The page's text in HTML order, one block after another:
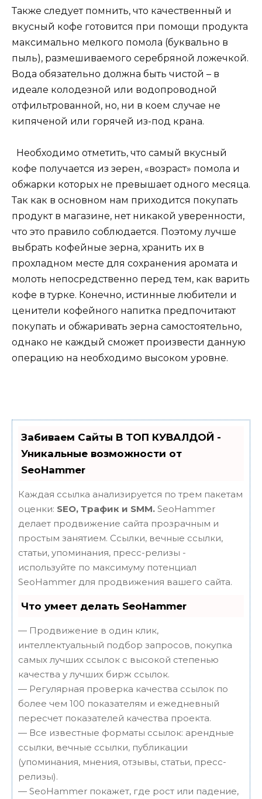
Также следует помнить, что качественный и
вкусный кофе готовится при помощи продукта
максимально мелкого помола (буквально в
пыль), размешиваемого серебряной ложечкой.
Вода обязательно должна быть чистой – в
идеале колодезной или водопроводной
отфильтрованной, но, ни в коем случае не
кипяченой или горячей из-под крана.
Необходимо отметить, что самый вкусный
кофе получается из зерен, «возраст» помола и
обжарки которых не превышает одного месяца.
Так как в основном нам приходится покупать
продукт в магазине, нет никакой уверенности,
что это правило соблюдается. Поэтому лучше
выбрать кофейные зерна, хранить их в
прохладном месте для сохранения аромата и
молоть непосредственно перед тем, как варить
кофе в турке. Конечно, истинные любители и
ценители кофейного напитка предпочитают
покупать и обжаривать зерна самостоятельно,
однако не каждый сможет произвести данную
операцию на необходимо высоком уровне.
Забиваем Сайты В ТОП КУВАЛДОЙ -
Уникальные возможности от
SeoHammer
Каждая ссылка анализируется по трем пакетам
оценки: SEO, Трафик и SMM. SeoHammer
делает продвижение сайта прозрачным и
простым занятием. Ссылки, вечные ссылки,
статьи, упоминания, пресс-релизы -
используйте по максимуму потенциал
SeoHammer для продвижения вашего сайта.
Что умеет делать SeoHammer
— Продвижение в один клик,
интеллектуальный подбор запросов, покупка
самых лучших ссылок с высокой степенью
качества у лучших бирж ссылок.
— Регулярная проверка качества ссылок по
более чем 100 показателям и ежедневный
пересчет показателей качества проекта.
— Все известные форматы ссылок: арендные
ссылки, вечные ссылки, публикации
(упоминания, мнения, отзывы, статьи, пресс-
релизы).
— SeoHammer покажет, где рост или падение,